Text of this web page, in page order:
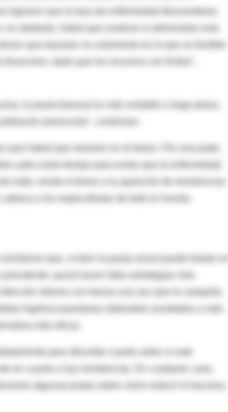
lograron que la tasa de enfermedad descendiese;
obstante, habrá que analizar si administrar esta
que basarse no solamente en lo que es factible
la pauta bianual es más rentable a largo plazo,
preescolar", continúan.
que habrá que resolver en el futuro. Por una parte,
cada cierto tiempo para evitar que la enfermedad
lado, existe el temor a la aparición de resistencias
quizá hacen falta estrategias más
retorne con fuerza una vez que la campaña
higiénicosanitarias obtendrán resultados a más
más eficaz.
en cuanto a las resistencias. En cualquier caso,
algunas pistas sobre cómo reducir el tracoma